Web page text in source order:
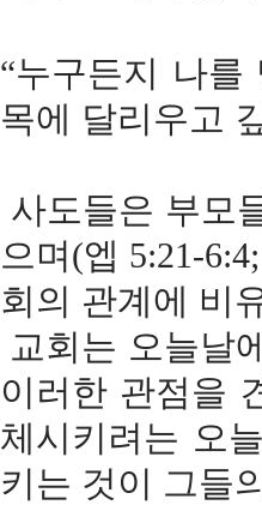
“누구든지 나
목에 달리우고
사도들은 부모
으며(엡 5:21-
회의 관계에 비
교회는 오늘날
이러한 관점을
체시키려는 오
키는 것이 그들